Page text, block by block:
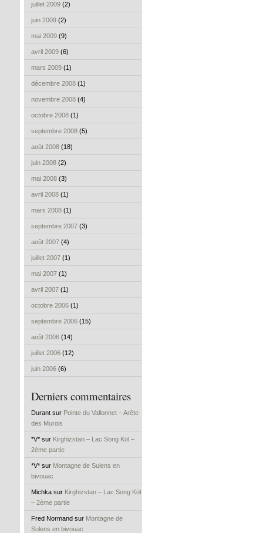
juillet 2009 (2)
juin 2009 (2)
mai 2009 (9)
avril 2009 (6)
mars 2009 (1)
décembre 2008 (1)
novembre 2008 (4)
octobre 2008 (1)
septembre 2008 (5)
août 2008 (18)
juin 2008 (2)
mai 2008 (3)
avril 2008 (1)
mars 2008 (1)
septembre 2007 (3)
août 2007 (4)
juillet 2007 (1)
mai 2007 (1)
avril 2007 (1)
octobre 2006 (1)
septembre 2006 (15)
août 2006 (14)
juillet 2006 (12)
juin 2006 (6)
Derniers commentaires
Durant sur Pointe du Vallonnet – Arête
des Murois
*V* sur Kirghizstan – Lac Song Köl –
2ème partie
*V* sur Montagne de Sulens en
bivouac
Michka sur Kirghizstan – Lac Song Köl
– 2ème partie
Fred Normand sur Montagne de
Sulens en bivouac